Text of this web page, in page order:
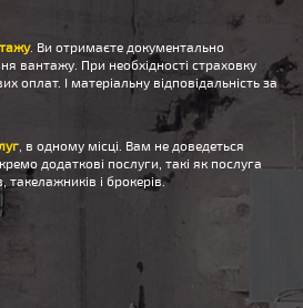
. Ви отримаєте документально
вантажу. При необхідності страховку
оплат. І матеріальну відповідальність за
, в одному місці. Вам не доведеться
додаткові послуги, такі як послуга
і брокерів.